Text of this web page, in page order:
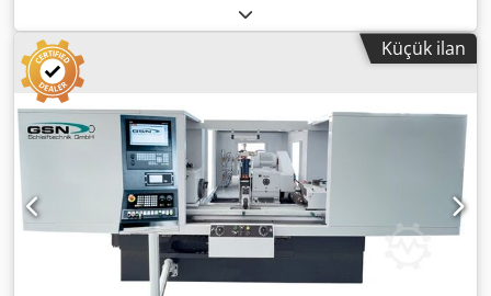
disk devir kademesi (kademesiz): 2 alan - Taşıyıcı disk devir
sayısı: 18 - 112, 90 - 560 d/dak Tahrik: - Makinenin toplam
güç ihtiyacı: 16 kVA Makine boyutları: - Makine alan
ihtiyacı, taşmalar dahil: Uzunluk: 7.260 mm / Genişlik:
2.570 mm - Makine ağırlığı, standart aksesuarlarla birlikte:
6,5 t Satışa geniş aksesuar yelpazesi dahildir. Teknik
bilgiler ve donanım açısından eksiksizlik ve doğruluk
garantisi verilmez. Ara satış hakkı saklıdır.
mm Merkez yüksekliği: 150 mm İş parçası ağırlığı: 200 kg
(isteğe bağlı olarak daha fazla mümkündür) Serbestçe
seçilebilen diğer seçenekler: - Siemens Sinumerik One
veya Fanuc 0iTF-Plus kontrol sistemine sahip tamamen
yeni kontrol kabini - GSN kullanıcı arayüzü üzerinden hızlı
kurulum Dcjdpfxsfg Ta Uo Ahpsk - Diatronic ölçüm cihazı -
B ekseni serbestçe konumlandırılabilir - İkinci dış taşlama
taşı - İç taşlama ünitesi - orta yükseklik - Elmas form
silindiri için pansuman mili - Balans ve taşlama sensörleri -
Punta hidrolik sıkma / açma - Autom. Siemens kapı
sürücüsü - 19" / 22" ekran - Uzaktan bakım - İğneli
nozullara dönüşüm - uygun soğutma sıvısı / egzoz sistemi -
otomasyon hazırlığı - ve çok daha fazlası Mevcut stok
Küçük ilan